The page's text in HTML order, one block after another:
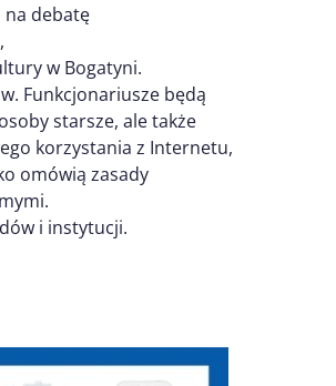
na debatę
w Bogatyni.
Funkcjonariusze będą
starsze, ale także
korzystania z Internetu,
omówią zasady
i instytucji.